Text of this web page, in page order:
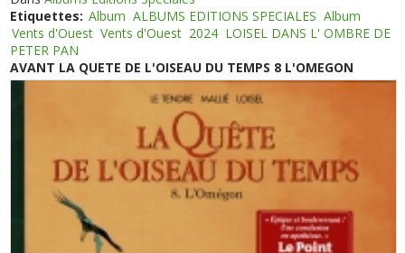
Etiquettes: Album ALBUMS EDITIONS SPECIALES Album
Vents d'Ouest Vents d'Ouest 2024 LOISEL DANS L' OMBRE DE
PETER PAN
AVANT LA QUETE DE L'OISEAU DU TEMPS 8 L'OMEGON